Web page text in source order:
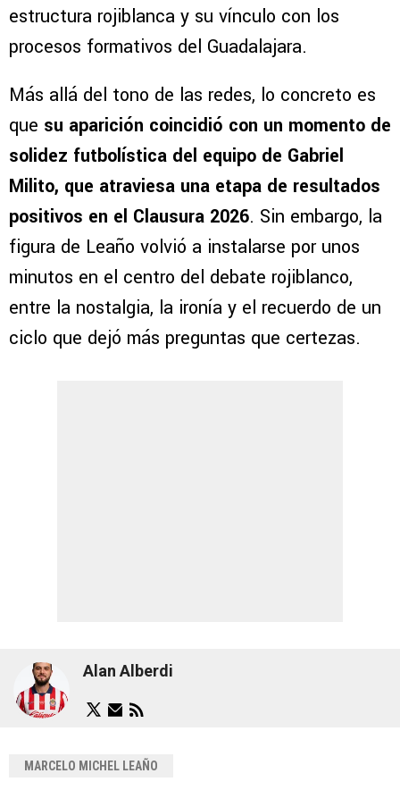
estructura rojiblanca y su vínculo con los
procesos formativos del Guadalajara.
Más allá del tono de las redes, lo concreto es
que su aparición coincidió con un momento de
solidez futbolística del equipo de Gabriel
Milito, que atraviesa una etapa de resultados
positivos en el Clausura 2026. Sin embargo, la
figura de Leaño volvió a instalarse por unos
minutos en el centro del debate rojiblanco,
entre la nostalgia, la ironía y el recuerdo de un
ciclo que dejó más preguntas que certezas.
Alan Alberdi
MARCELO MICHEL LEAÑO